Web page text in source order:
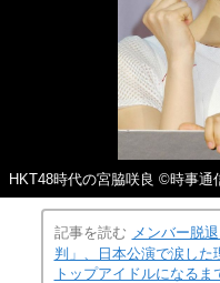
HKT48時代の宮脇咲良 ©時事通
記事を読む メンバー脱
判」、日本公演で涙し
トップアイドルになる